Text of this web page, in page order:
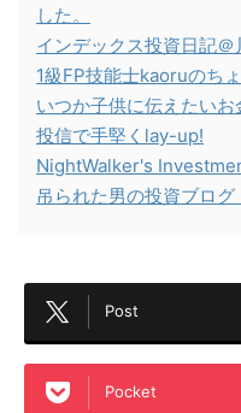
した。
インデックス投資日記＠
1級FP技能士kaoruのち
いつか子供に伝えたいお
投信で手堅くlay-up!
NightWalker's
吊られた男の投資ブロ
Post
Pocket